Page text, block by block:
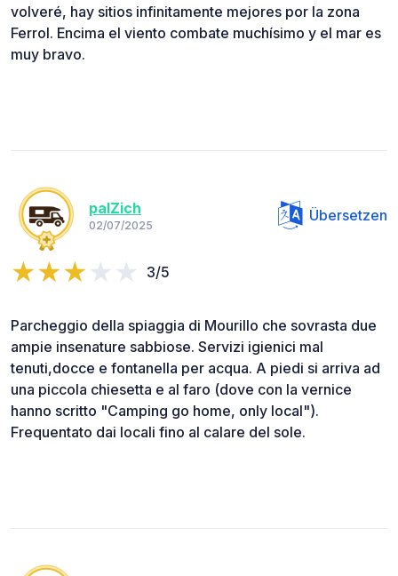
volveré, hay sitios infinitamente mejores por la zona
Ferrol. Encima el viento combate muchísimo y el mar es
muy bravo.
palZich
02/07/2025
Übersetzen
3/5
Parcheggio della spiaggia di Mourillo che sovrasta due
ampie insenature sabbiose. Servizi igienici mal
tenuti,docce e fontanella per acqua. A piedi si arriva ad
una piccola chiesetta e al faro (dove con la vernice
hanno scritto "Camping go home, only local").
Frequentato dai locali fino al calare del sole.